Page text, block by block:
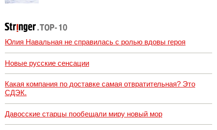
Юлия Навальная не справилась с ролью вдовы героя
Новые русские сенсации
Какая компания по доставке самая отвратительная? Это
СДЭК.
Давосские старцы пообещали миру новый мор